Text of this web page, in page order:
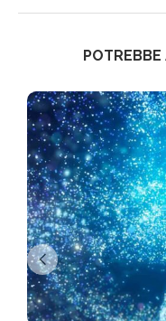
POTREBBE